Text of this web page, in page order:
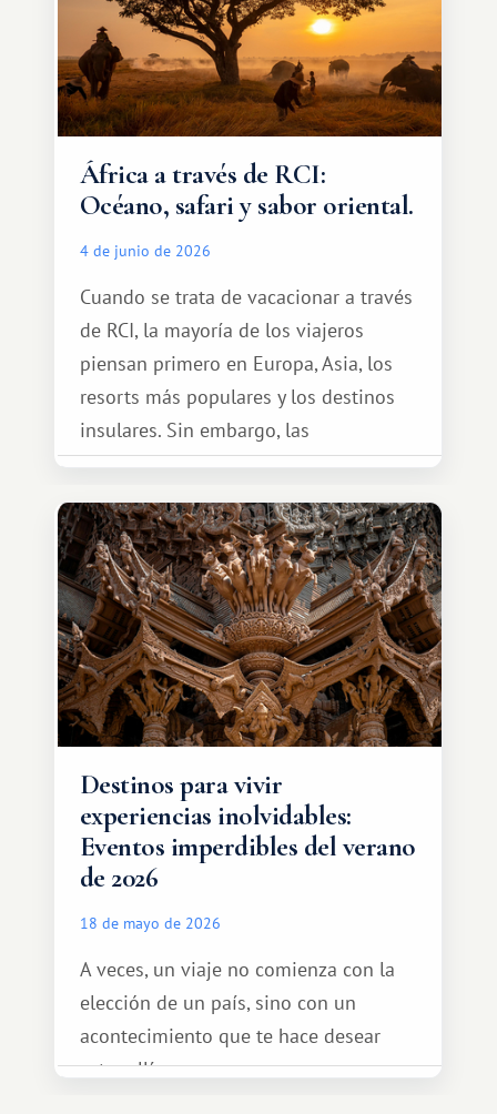
África a través de RCI:
Océano, safari y sabor oriental.
4 de junio de 2026
Cuando se trata de vacacionar a través
de RCI, la mayoría de los viajeros
piensan primero en Europa, Asia, los
resorts más populares y los destinos
insulares. Sin embargo, las
oportunidades que ofrece el sistema
de intercambio son mucho más
amplias. Entre ellas se encuentra
África, un continente que ofrece una
experiencia de viaje completamente
diferente.
Destinos para vivir
experiencias inolvidables:
Eventos imperdibles del verano
de 2026
18 de mayo de 2026
A veces, un viaje no comienza con la
elección de un país, sino con un
acontecimiento que te hace desear
estar allí...